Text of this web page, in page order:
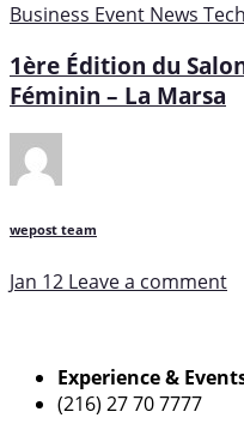
Business Event News
1ère Édition du
Féminin – La Marsa
wepost team
Jan 12 Leave a comment
Experience &
(216) 27 70 7777